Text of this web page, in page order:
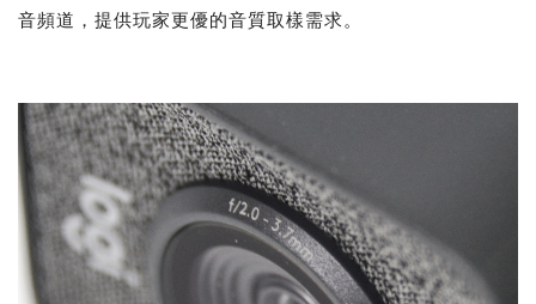
音頻道，提供玩家更優的音質取樣需求。